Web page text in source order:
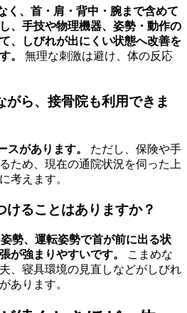
く、首・肩・背中・腕まで含めて
、手技や物理機器、姿勢・動作の
、しびれが出にくい状態へ改善を
。
無理な刺激は避け、体の反応
がら、接骨院も利用できま
スがあります。
ただし、保険や手
ため、現在の通院状況を伺った上
考えます。
けることはありますか？
勢、運転姿勢で首が前に出る状
が強まりやすいです。
こまめな
、寝具環境の見直しなどがしびれ
あります。